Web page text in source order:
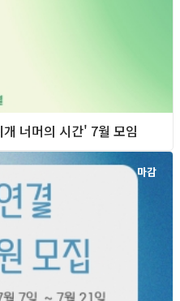
너머의 시간' 7월 모임
마감